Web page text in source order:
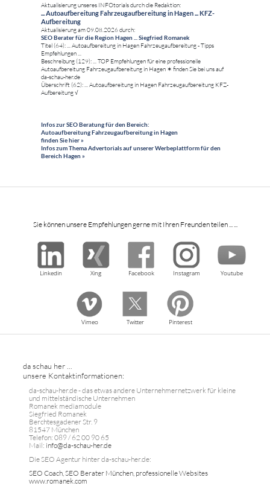
Aktualisierung unseres INFOtorials durch die Redaktion:
... Autoaufbereitung Fahrzeugaufbereitung in Hagen ... KFZ-
Aufbereitung
Aktualisierung am 09.08.2026 durch:
SEO Berater für die Region Hagen ... Siegfried Romanek
Titel (64): ... Autoaufbereitung in Hagen Fahrzeugaufbereitung - Tipps
Empfehlungen ...
Beschreibung (129): ... TOP Empfehlungen für eine professionelle
Autoaufbereitung Fahrzeugaufbereitung in Hagen ✶ finden Sie bei uns auf
da-schau-her.de
Überschrift (62): ... Autoaufbereitung in Hagen Fahrzeugaufbereitung KFZ-
Aufbereitung √
Infos zur SEO Beratung für den Bereich:
Autoaufbereitung Fahrzeugaufbereitung in Hagen
finden Sie hier »
Infos zum Thema Advertorials auf unserer Werbeplattform für den
Bereich Hagen »
Sie können unsere Empfehlungen gerne mit Ihren Freunden teilen ... ...
Linkedin Xing Facebook Instagram Youtube
Vimeo Twitter Pinterest
da schau her ...
unsere Kontaktinformationen:
da-schau-her.de - das etwas andere Unternehmernetzwerk für kleine
und mittelständische Unternehmen
Romanek mediamodule
Siegfried Romanek
Berchtesgadener Str. 9
81547 München
Telefon: 089 / 62 00 90 65
Mail: info@da-schau-her.de
Die SEO Agentur hinter da-schau-her.de:
SEO Coach, SEO Berater München, professionelle Websites
www.romanek.com